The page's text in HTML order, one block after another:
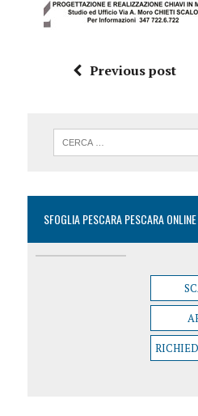
Previous post
SFOGLIA PESCARA PESCARA ONLINE